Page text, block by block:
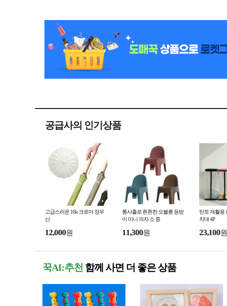
공급사의 인기상품
고급스러운 16k 크로마 장우
산
12,000원
통사출로 튼튼한 오블롱 등받
이 미니 의자 소 중
11,300원
틴토 재활용
치대 4P
23,100원
꾹AI:추천 함께 사면 더 좋은 상품